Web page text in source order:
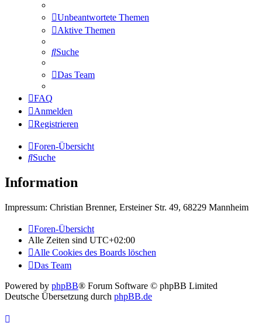
Unbeantwortete Themen
Aktive Themen
Suche
Das Team
FAQ
Anmelden
Registrieren
Foren-Übersicht
Suche
Information
Impressum: Christian Brenner, Ersteiner Str. 49, 68229 Mannheim
Foren-Übersicht
Alle Zeiten sind UTC+02:00
Alle Cookies des Boards löschen
Das Team
Powered by phpBB® Forum Software © phpBB Limited
Deutsche Übersetzung durch phpBB.de